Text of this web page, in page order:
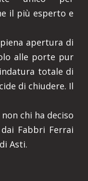
il più esperto e
apertura di
alle porte pur
totale di
di chiudere. Il
chi ha deciso
Fabbri Ferrai
Asti.